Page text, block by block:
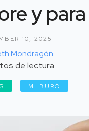
y
10, 2025
Mondragón
de lectura
MI BURÓ